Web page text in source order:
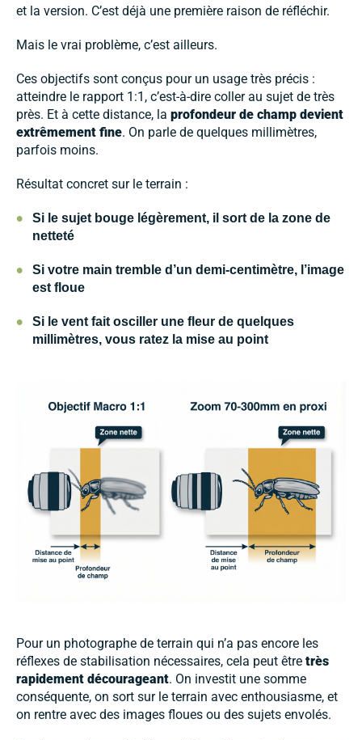
et la version. C’est déjà une première raison de réfléchir.
Mais le vrai problème, c’est ailleurs.
Ces objectifs sont conçus pour un usage très précis :
atteindre le rapport 1:1, c’est-à-dire coller au sujet de très
près. Et à cette distance, la profondeur de champ devient
extrêmement fine. On parle de quelques millimètres,
parfois moins.
Résultat concret sur le terrain :
•
Si le sujet bouge légèrement, il sort de la zone de
netteté
•
Si votre main tremble d’un demi-centimètre, l’image
est floue
•
Si le vent fait osciller une fleur de quelques
millimètres, vous ratez la mise au point
Pour un photographe de terrain qui n’a pas encore les
réflexes de stabilisation nécessaires, cela peut être très
rapidement décourageant. On investit une somme
conséquente, on sort sur le terrain avec enthousiasme, et
on rentre avec des images floues ou des sujets envolés.